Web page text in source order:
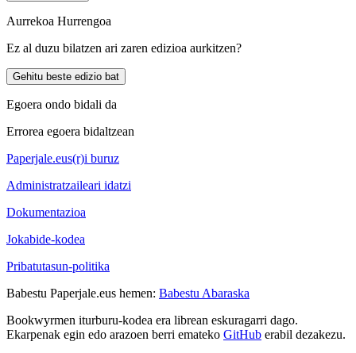
Aurrekoa Hurrengoa
Ez al duzu bilatzen ari zaren edizioa aurkitzen?
Gehitu beste edizio bat
Egoera ondo bidali da
Errorea egoera bidaltzean
Paperjale.eus(r)i buruz
Administratzaileari idatzi
Dokumentazioa
Jokabide-kodea
Pribatutasun-politika
Babestu Paperjale.eus hemen: Babestu Abaraska
Bookwyrmen iturburu-kodea era librean eskuragarri dago.
Ekarpenak egin edo arazoen berri emateko GitHub erabil dezakezu.